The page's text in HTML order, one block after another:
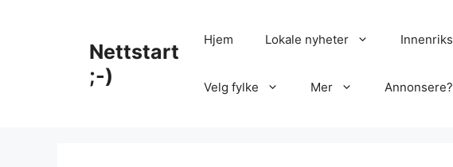
Nettstart
;-)
Hjem Lokale nyheter Innenriks
Velg fylke Mer Annonsere?